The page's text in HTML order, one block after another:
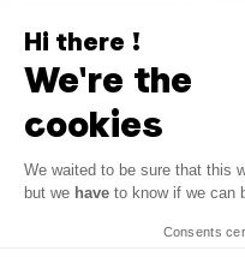
België/NL
Alle rechten
Hi there !
We're the
cookies
We waited to be sure that this
but we have to know if we can
Consents